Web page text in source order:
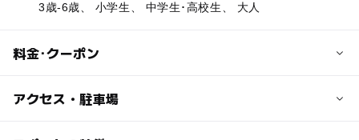
3歳-6歳、 小学生、 中学生･高校生、 大人
料金･クーポン
子供の料金
アクセス・駐車場